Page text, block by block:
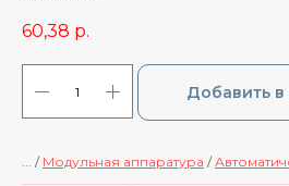
60,38 р.
Добавить в
... / Модульная аппаратура /